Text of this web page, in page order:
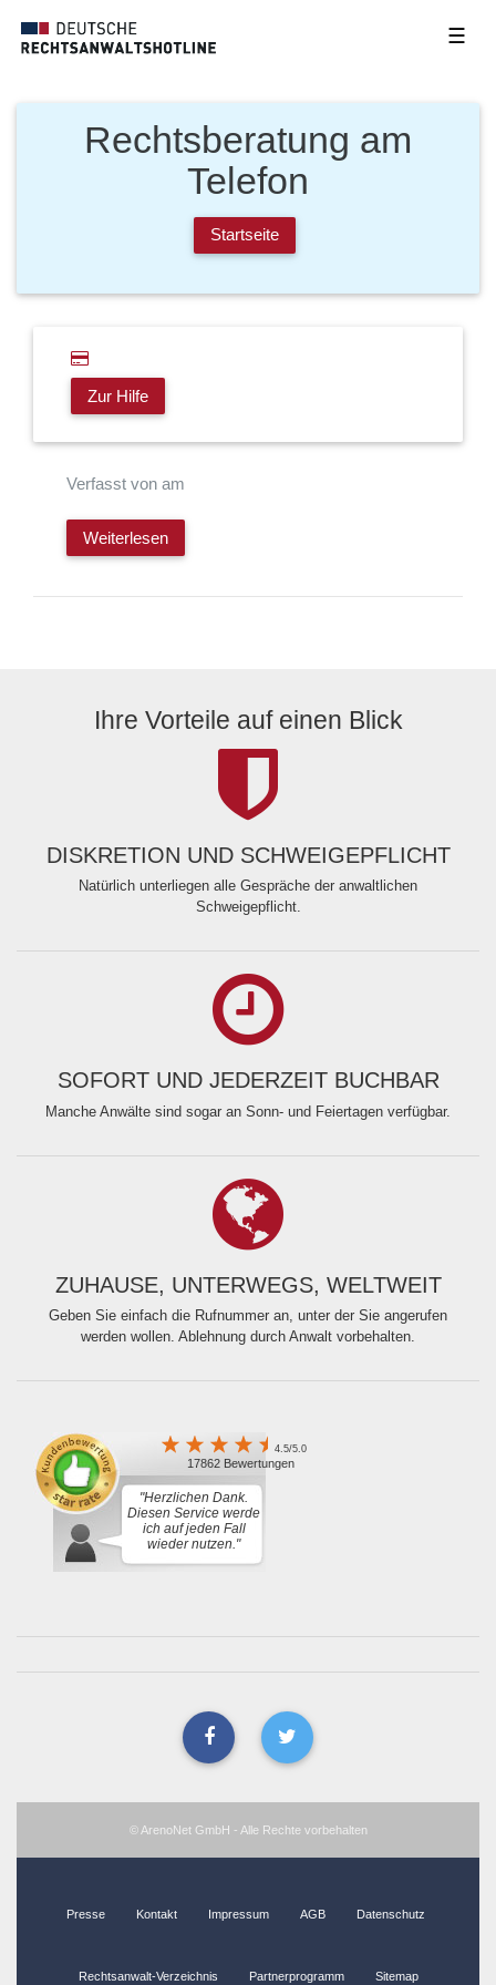
☰
Rechtsberatung am
Telefon
Startseite
Zur Hilfe
Verfasst von am
Weiterlesen
Ihre Vorteile auf einen Blick
DISKRETION UND SCHWEIGEPFLICHT
Natürlich unterliegen alle Gespräche der anwaltlichen
Schweigepflicht.
SOFORT UND JEDERZEIT BUCHBAR
Manche Anwälte sind sogar an Sonn- und Feiertagen verfügbar.
ZUHAUSE, UNTERWEGS, WELTWEIT
Geben Sie einfach die Rufnummer an, unter der Sie angerufen
werden wollen. Ablehnung durch Anwalt vorbehalten.
4.5/5.0
17862 Bewertungen
"Herzlichen Dank.
Diesen Service werde
ich auf jeden Fall
wieder nutzen."
© ArenoNet GmbH - Alle Rechte vorbehalten
Presse Kontakt Impressum AGB Datenschutz
Rechtsanwalt-Verzeichnis Partnerprogramm Sitemap